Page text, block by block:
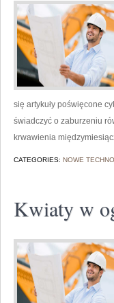
się artykuły poświęcone
świadczyć o zaburzeniu
krwawienia
CATEGORIES: NOWE
Kwiaty w